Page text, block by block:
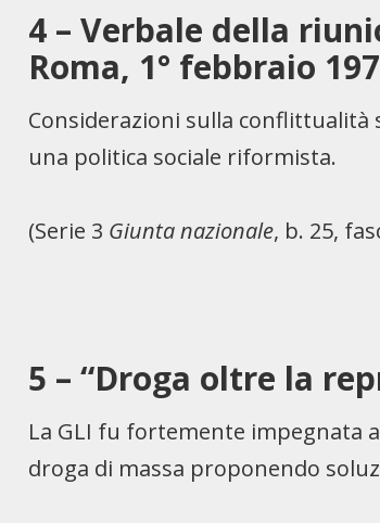
4 – Verbale della
Roma, 1° febbraio
Considerazioni sulla conflittualità
una politica sociale riformista.
(Serie 3 Giunta nazionale, b. 25,
5 – “Droga oltre la
La GLI fu fortemente impegnata
droga di massa proponendo